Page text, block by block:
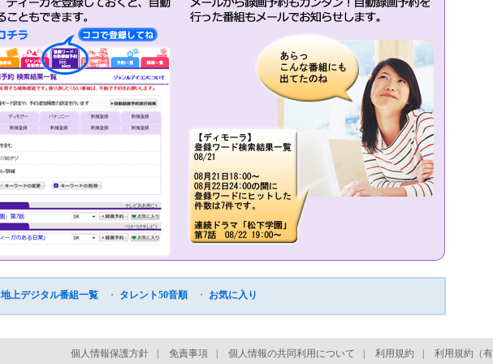
地上デジタル番組一覧 ・ タレント50音順 ・ お気に入り
個人情報保護方針 免責事項 個人情報の共同利用について 利用規約
利用規約（